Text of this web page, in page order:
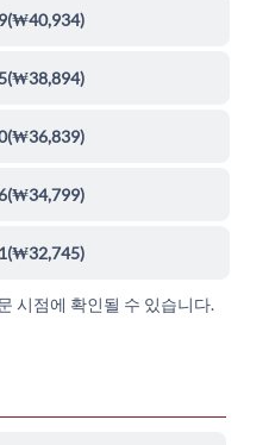
(₩40,934)
(₩38,894)
(₩36,839)
(₩34,799)
(₩32,745)
시점에 확인될 수 있습니다.